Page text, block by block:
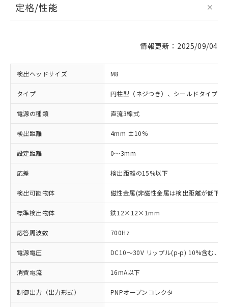
定格/性能
情報更新：2025/09/04
検出ヘッドサイズ M8
タイプ 円柱型（ネジつき）、シールドタイプ
電源の種類 直流3線式
検出距離 4mm ±10%
設定距離 0～3mm
応差 検出距離の15%以下
検出可能物体 磁性金属(非磁性金属は検出距離が低下し
標準検出物体 鉄12×12×1mm
応答周波数 700Hz
電源電圧 DC10～30V リップル(p-p) 10%含む、
消費電流 16mA以下
制御出力（出力形式） PNPオープンコレクタ